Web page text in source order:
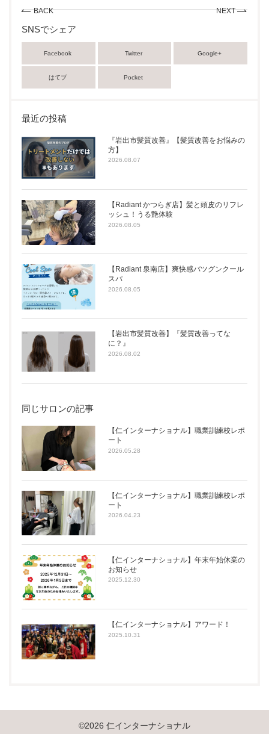
BACK NEXT
SNSでシェア
Facebook Twitter Google+
はてブ Pocket
最近の投稿
『岩出市髪質改善』【髪質改善をお悩みの
方】
2026.08.07
【Radiant かつらぎ店】髪と頭皮のリフレ
ッシュ！うる艶体験
2026.08.05
【Radiant 泉南店】爽快感バツグンクール
スパ
2026.08.05
【岩出市髪質改善】『髪質改善ってな
に？』
2026.08.02
同じサロンの記事
【仁インターナショナル】職業訓練校レポ
ート
2026.05.28
【仁インターナショナル】職業訓練校レポ
ート
2026.04.23
【仁インターナショナル】年末年始休業の
お知らせ
2025.12.30
【仁インターナショナル】アワード！
2025.10.31
©2026 仁インターナショナル